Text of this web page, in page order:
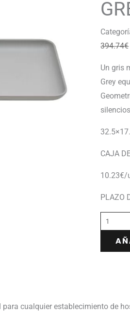
394.74€
Un gris
Grey
CAJA
10.23€/
PLAZO
cualquier establecimiento de